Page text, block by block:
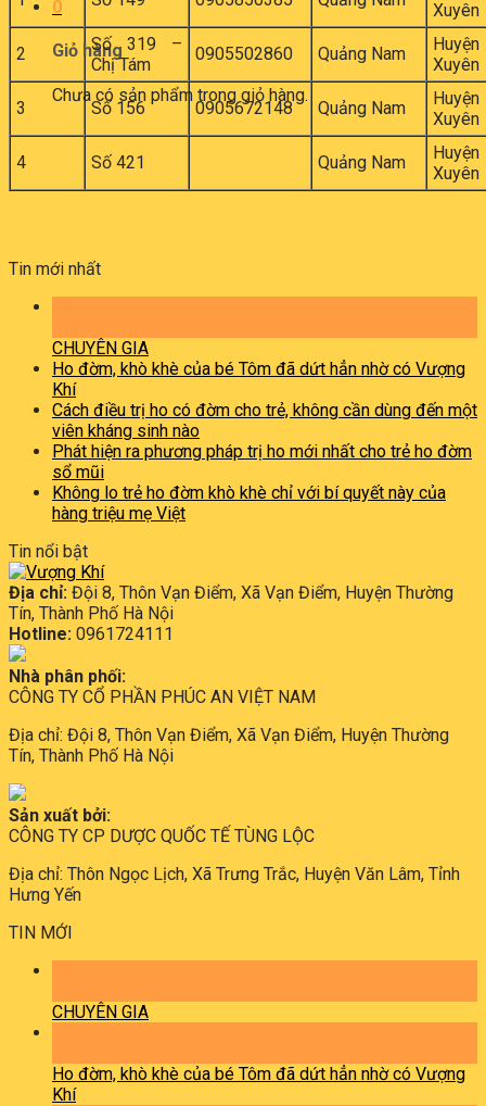
0
Giỏ hàng
Chưa có sản phẩm trong giỏ hàng.
Xuyên
2
Số 319 –
Chị Tám
0905502860 Quảng Nam
Xuyên
3 Số 156 0905672148 Quảng Nam
Xuyên
4 Số 421 Quảng Nam
Xuyên
Tin mới nhất
CHUYÊN GIA
Ho đờm, khò khè của bé Tôm đã dứt hẳn nhờ có Vượng
Khí
Cách điều trị ho có đờm cho trẻ, không cần dùng đến một
viên kháng sinh nào
Phát hiện ra phương pháp trị ho mới nhất cho trẻ ho đờm
sổ mũi
Không lo trẻ ho đờm khò khè chỉ với bí quyết này của
hàng triệu mẹ Việt
Tin nổi bật
Địa chỉ: Đội 8, Thôn Vạn Điểm, Xã Vạn Điểm, Huyện Thường
Tín, Thành Phố Hà Nội
Hotline: 0961724111
Nhà phân phối:
CÔNG TY CỔ PHẦN PHÚC AN VIỆT NAM
Địa chỉ: Đội 8, Thôn Vạn Điểm, Xã Vạn Điểm, Huyện Thường
Tín, Thành Phố Hà Nội
Sản xuất bởi:
CÔNG TY CP DƯỢC QUỐC TẾ TÙNG LỘC
Địa chỉ: Thôn Ngọc Lịch, Xã Trưng Trắc, Huyện Văn Lâm, Tỉnh
Hưng Yến
TIN MỚI
CHUYÊN GIA
Ho đờm, khò khè của bé Tôm đã dứt hẳn nhờ có Vượng
Khí